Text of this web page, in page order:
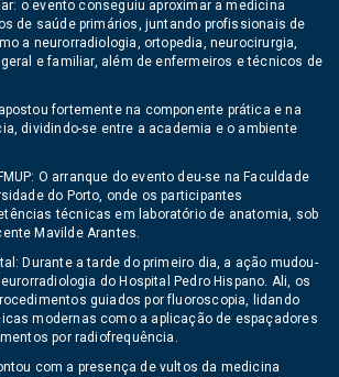
o evento conseguiu aproximar a medicina
de saúde primários, juntando profissionais de
a neurorradiologia, ortopedia, neurocirurgia,
e familiar, além de enfermeiros e técnicos de
fortemente na componente prática e na
dividindo-se entre a academia e o ambiente
O arranque do evento deu-se na Faculdade
do Porto, onde os participantes
técnicas em laboratório de anatomia, sob
Mavilde Arantes.
Durante a tarde do primeiro dia, a ação mudou-
do Hospital Pedro Hispano. Ali, os
guiados por fluoroscopia, lidando
modernas como a aplicação de espaçadores
por radiofrequência.
com a presença de vultos da medicina